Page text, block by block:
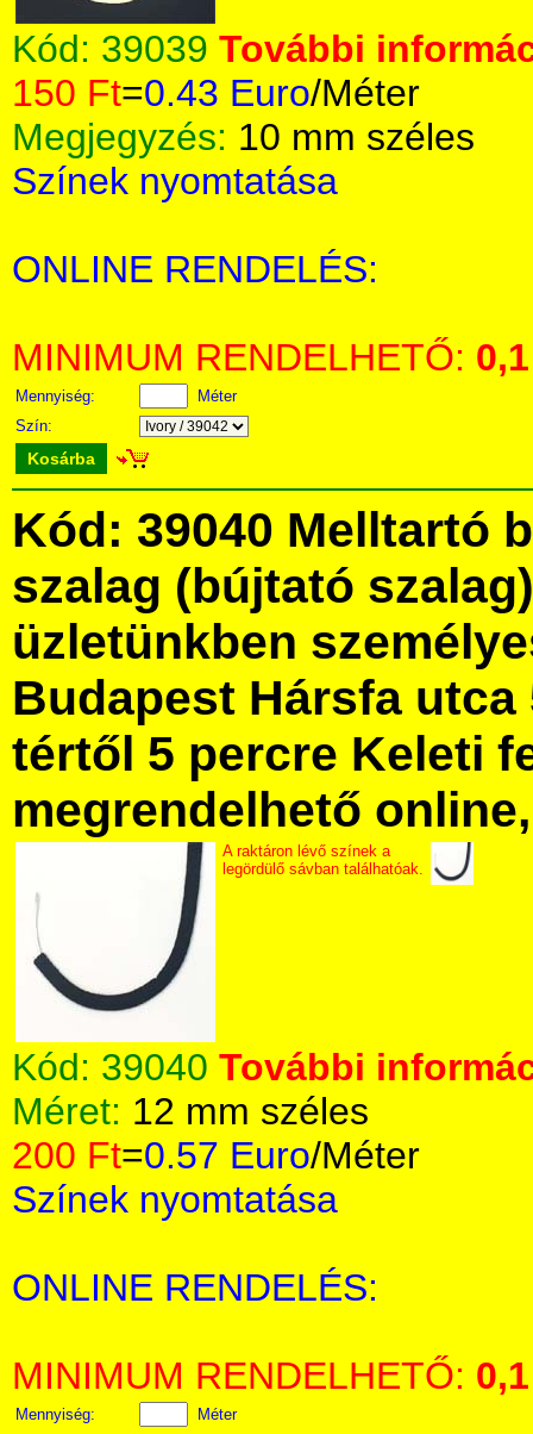
Kód: 39039 További
150 Ft=0.43 Euro/Méter
Megjegyzés: 10 mm széles
Színek nyomtatása
ONLINE RENDELÉS:
MINIMUM RENDELHETŐ: 0,1
Mennyiség:
Méter
Szín:
Kosárba
Kód: 39040 Melltartó
szalag (bújtató
üzletünkben
Budapest Hársfa utca
tértől 5 percre Keleti
megrendelhető
A raktáron lévő színek a
legördülő sávban találhatóak.
Kód: 39040 További
Méret: 12 mm széles
200 Ft=0.57 Euro/Méter
Színek nyomtatása
ONLINE RENDELÉS:
MINIMUM RENDELHETŐ: 0,1
Mennyiség:
Méter